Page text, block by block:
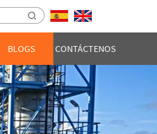
BLOGS CONTÁCTENOS